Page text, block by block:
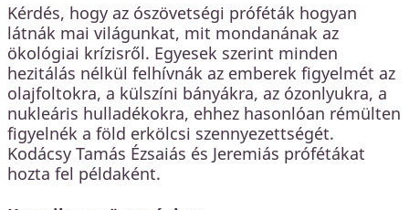
Kérdés, hogy az ószövetségi próféták hogyan
látnák mai világunkat, mit mondanának az
ökológiai krízisről. Egyesek szerint minden
hezitálás nélkül felhívnák az emberek figyelmét az
olajfoltokra, a külszíni bányákra, az ózonlyukra, a
nukleáris hulladékokra, ehhez hasonlóan rémülten
figyelnék a föld erkölcsi szennyezettségét.
Kodácsy Tamás Ézsaiás és Jeremiás prófétákat
hozta fel példaként.